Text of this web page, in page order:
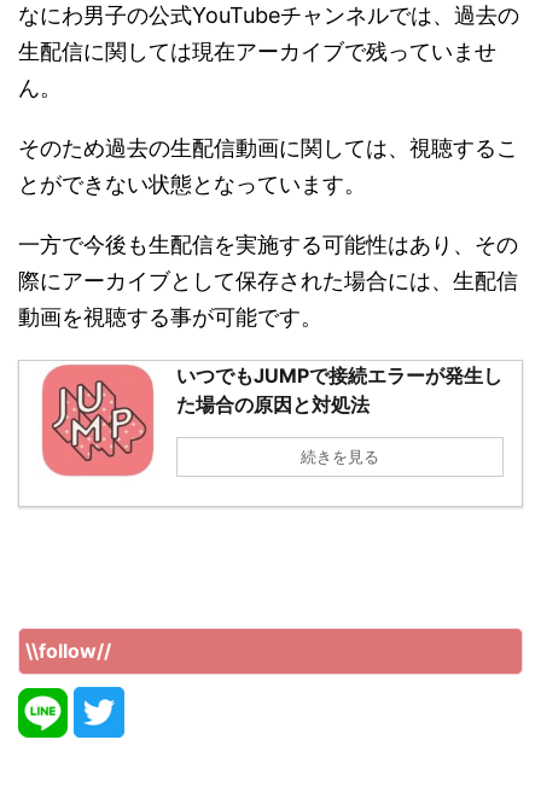
なにわ男子の公式YouTubeチャンネルでは、過去の
生配信に関しては現在アーカイブで残っていませ
ん。
そのため過去の生配信動画に関しては、視聴するこ
とができない状態となっています。
一方で今後も生配信を実施する可能性はあり、その
際にアーカイブとして保存された場合には、生配信
動画を視聴する事が可能です。
いつでもJUMPで接続エラーが発生し
た場合の原因と対処法
続きを見る
\\follow//